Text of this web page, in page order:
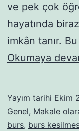
ve pek çok
hayatında
imkân tanır.
Okumaya
Yayım tarihi Ekim
Genel, Makale
burs, burs